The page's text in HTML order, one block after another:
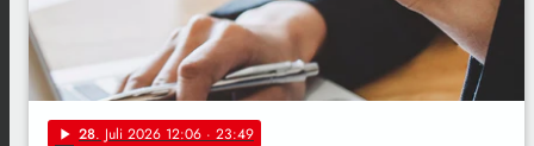
play_arrow 28. Juli 2026 12:06 · 23:49